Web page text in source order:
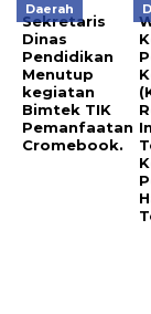
Daerah
Sekretaris
Dinas
Pendidikan
Menutup
kegiatan
Bimtek TIK
Pemanfaatan
Cromebook.